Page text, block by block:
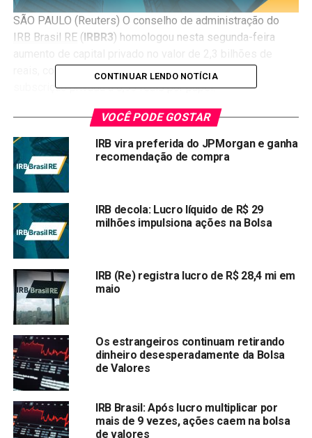
SÃO PAULO (Reuters) O conselho de administração do
IRB Brasil RE(IRBR3) homologou nesta segunda-feira
reais, com a emissão de 331.890.331 ações para
subscrição privada a 6,93 reais por papel.
De acordo com fato relevante, em leilão especial naB3
para venda das sobras das ações não subscritas no
aumento de capital no último dia 28 foram vendidas
8.383.542 papéis, ao preço de 7,05 reais por ação,
totalizando 59,1 milhões de reais.
“O valor adicional de 1.006.025,04 reais, obtido com a
venda das sobras de ações não subscritas, será
destinado à formação de reserva de capital, em conta de
Após a homologação, o capital social do
passou de 1,953 bilhão de reais, totalmente subscrito e
integralizado, representado por 936.000.000 de ações
ordinárias e 1 ação preferencial de classe especial de
titularidade da União (“golden share”), para 4,253 bilhões
de reais, representado por 1.267.890.331 ações e a
Compartilhar:
CONTINUAR LENDO NOTÍCIA
VOCÊ PODE GOSTAR
IRB vira preferida do JPMorgan e ganha
recomendação de compra
IRB decola: Lucro líquido de R$ 29
milhões impulsiona ações na Bolsa
IRB (Re) registra lucro de R$ 28,4 mi em
maio
Os estrangeiros continuam retirando
dinheiro desesperadamente da Bolsa
de Valores
IRB Brasil: Após lucro multiplicar por
mais de 9 vezes, ações caem na bolsa
de valores